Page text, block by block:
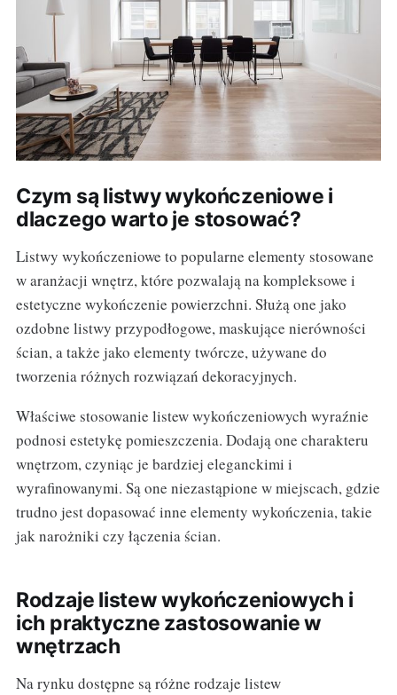
Czym są listwy wykończeniowe i
dlaczego warto je stosować?
Listwy wykończeniowe to popularne elementy stosowane
w aranżacji wnętrz, które pozwalają na kompleksowe i
estetyczne wykończenie powierzchni. Służą one jako
ozdobne listwy przypodłogowe, maskujące nierówności
ścian, a także jako elementy twórcze, używane do
tworzenia różnych rozwiązań dekoracyjnych.
Właściwe stosowanie listew wykończeniowych wyraźnie
podnosi estetykę pomieszczenia. Dodają one charakteru
wnętrzom, czyniąc je bardziej eleganckimi i
wyrafinowanymi. Są one niezastąpione w miejscach, gdzie
trudno jest dopasować inne elementy wykończenia, takie
jak narożniki czy łączenia ścian.
Rodzaje listew wykończeniowych i
ich praktyczne zastosowanie w
wnętrzach
Na rynku dostępne są różne rodzaje listew